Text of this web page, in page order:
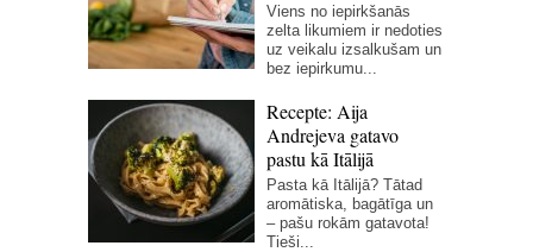
Viens no iepirkšanās
zelta likumiem ir nedoties
uz veikalu izsalkušam un
bez iepirkumu...
Recepte: Aija
Andrejeva gatavo
pastu kā Itālijā
Pasta kā Itālijā? Tātad
aromātiska, bagātīga un
– pašu rokām gatavota!
Tieši...